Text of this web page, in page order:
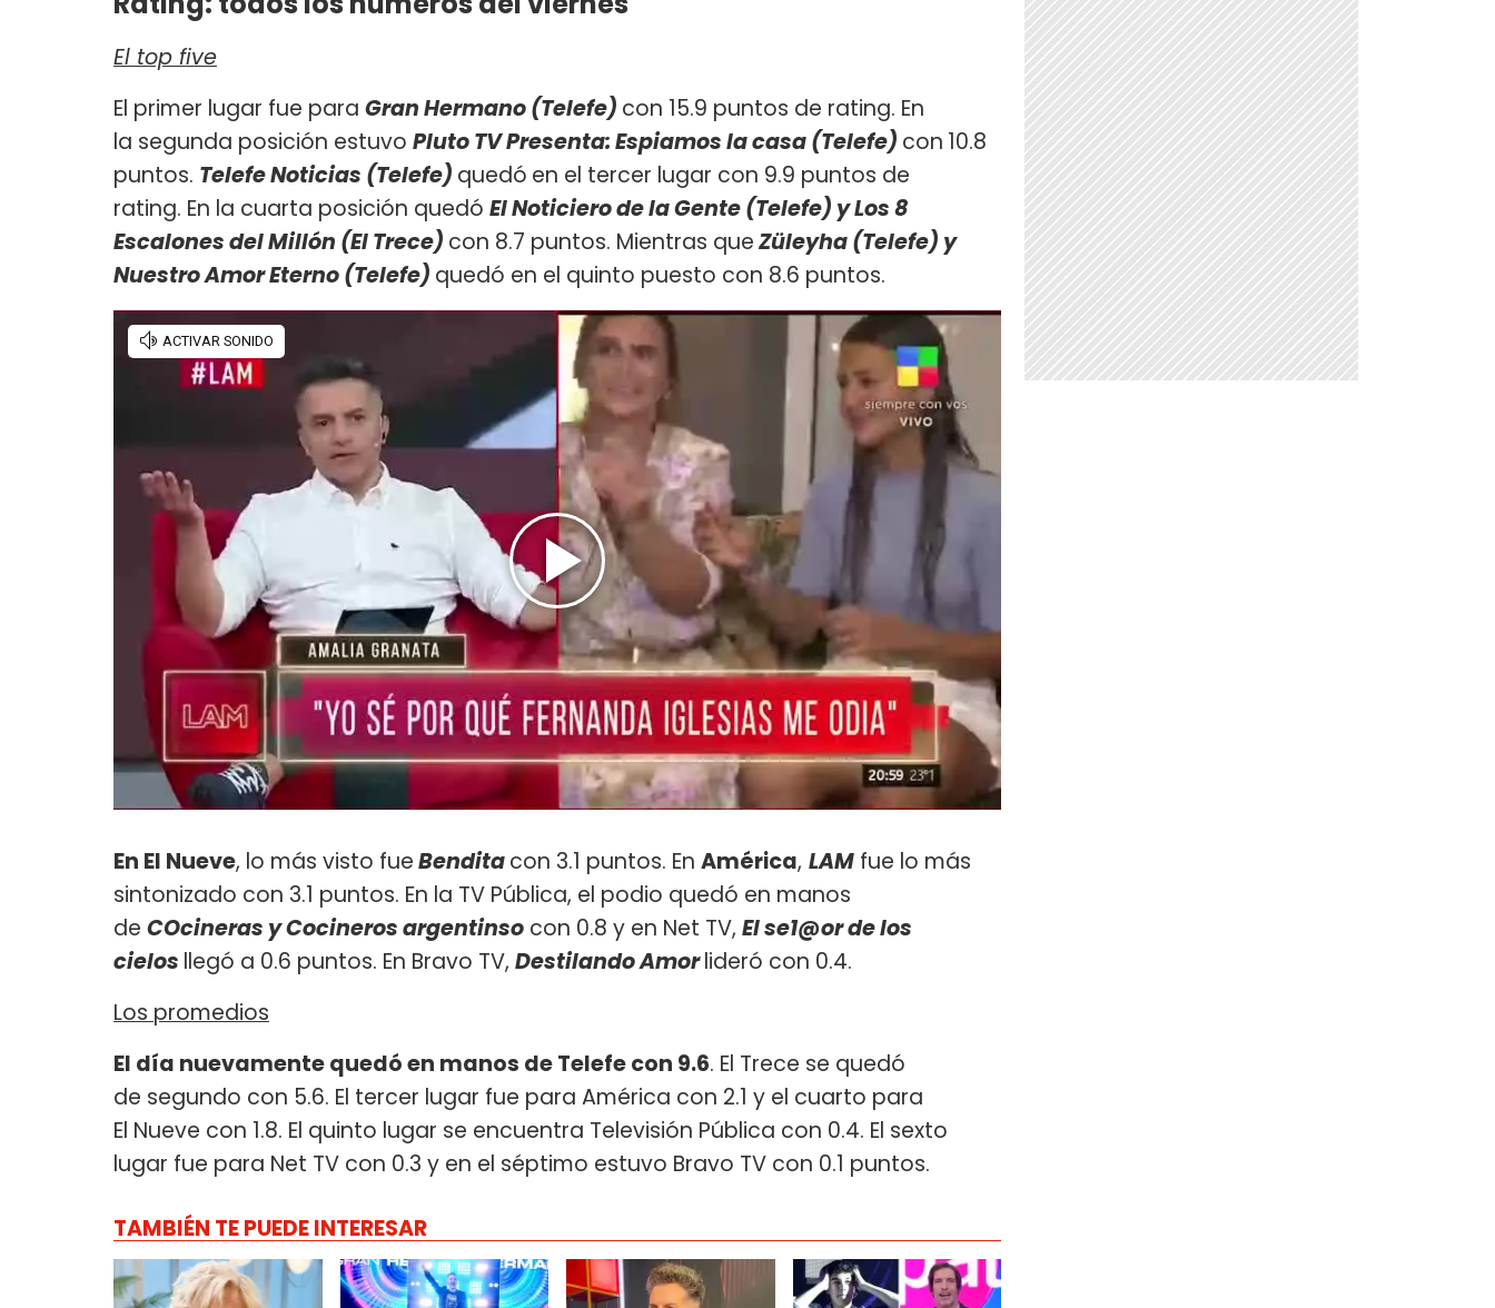
El top five
El primer lugar fue para Gran Hermano (Telefe) con 15.9 puntos de rating. En
la segunda posición estuvo Pluto TV Presenta: Espiamos la casa (Telefe) con 10.8
puntos. Telefe Noticias (Telefe) quedó en el tercer lugar con 9.9 puntos de
rating. En la cuarta posición quedó El Noticiero de la Gente (Telefe) y Los 8
Escalones del Millón (El Trece) con 8.7 puntos. Mientras queZüleyha (Telefe) y
Nuestro Amor Eterno (Telefe) quedó en el quinto puesto con 8.6 puntos.
En El Nueve, lo más visto fueBenditacon 3.1 puntos. En América, LAM fue lo más
sintonizado con 3.1 puntos. En la TV Pública, el podio quedó en manos
de COcineras y Cocineros argentinso con 0.8 y en Net TV, El se1@or de los
cielos llegó a 0.6 puntos. En Bravo TV, Destilando Amorlideró con 0.4.
Los promedios
El día nuevamente quedó en manos de Telefe con 9.6. El Trece se quedó
de segundo con 5.6. El tercer lugar fue para América con 2.1 y el cuarto para
El Nueve con 1.8. El quinto lugar se encuentra Televisión Pública con 0.4. El sexto
lugar fue para Net TV con 0.3 y en el séptimo estuvo Bravo TV con 0.1 puntos.
TAMBIÉN TE PUEDE INTERESAR